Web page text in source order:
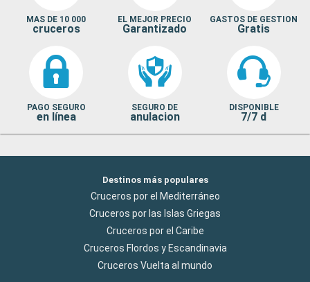
MAS DE 10 000
cruceros
EL MEJOR PRECIO
Garantizado
GASTOS DE GESTION
Gratis
PAGO SEGURO
en línea
SEGURO DE
anulacion
DISPONIBLE
7/7 d
Destinos más populares
Cruceros por el Mediterráneo
Cruceros por las Islas Griegas
Cruceros por el Caribe
Cruceros Flordos y Escandinavia
Cruceros Vuelta al mundo